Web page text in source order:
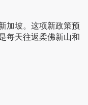
加坡。这项新政策预
每天往返柔佛新山和